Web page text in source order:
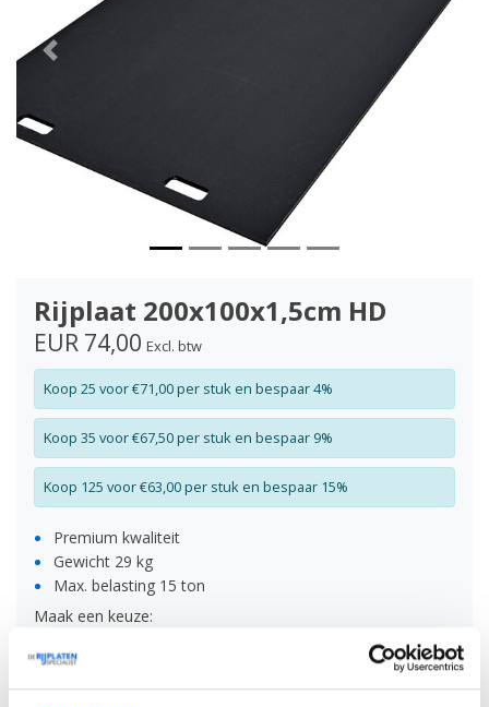
Vorige
Rijplaat 200x100x1,5cm HD
EUR 74,00 Excl. btw
Koop 25 voor €71,00 per stuk en bespaar 4%
Koop 35 voor €67,50 per stuk en bespaar 9%
Koop 125 voor €63,00 per stuk en bespaar 15%
Premium kwaliteit
Gewicht 29 kg
Max. belasting 15 ton
Maak een keuze:
Met handvatten